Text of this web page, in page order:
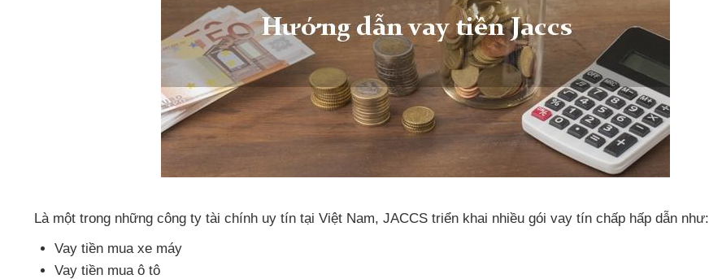
Là một trong những công ty tài chính uy tín tại Việt Nam, JACCS triển khai nhiều gói vay tín chấp hấp dẫn như:
Vay tiền mua xe máy
Vay tiền mua ô tô